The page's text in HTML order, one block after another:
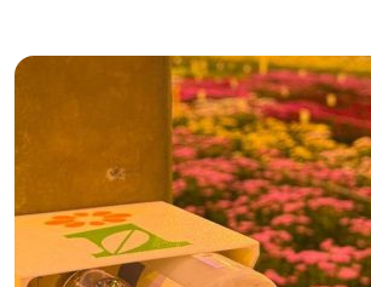
van bestrijden en de schadedrempel
verschillen sterk.